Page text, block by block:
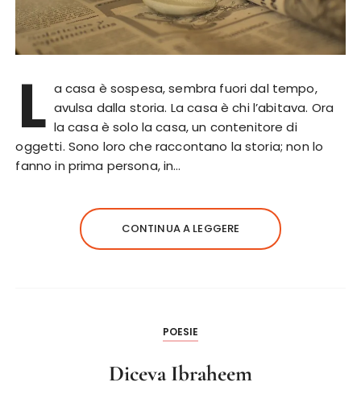
L a casa è sospesa, sembra fuori dal tempo,
avulsa dalla storia. La casa è chi l’abitava. Ora
la casa è solo la casa, un contenitore di
oggetti. Sono loro che raccontano la storia; non lo
fanno in prima persona, in…
CONTINUA A LEGGERE
POESIE
Diceva Ibraheem